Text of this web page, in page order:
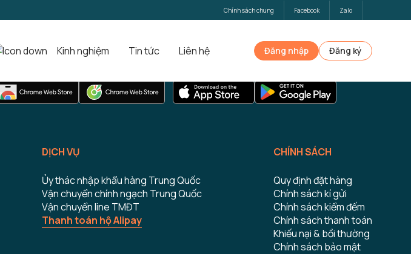
Chính sách chung Facebook Zalo
Kinh nghiệm Tin tức Liên hệ Đăng nhập Đăng ký
TẢI CÔNG CỤ ĐẶT HÀNG TẢI ỨNG DỤNG ĐẶT HÀNG
DỊCH VỤ
Ủy thác nhập khẩu hàng Trung Quốc
Vận chuyển chính ngạch Trung Quốc
Vận chuyển line TMĐT
Thanh toán hộ Alipay
CHÍNH SÁCH
Quy định đặt hàng
Chính sách kí gửi
Chính sách kiểm đếm
Chính sách thanh toán
Khiếu nại & bồi thường
Chính sách bảo mật